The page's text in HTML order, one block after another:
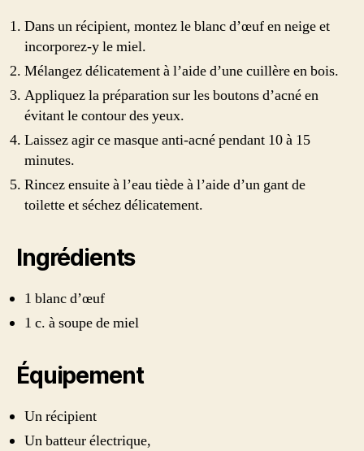
Dans un récipient, montez le blanc d’œuf en neige et
incorporez-y le miel.
Mélangez délicatement à l’aide d’une cuillère en bois.
Appliquez la préparation sur les boutons d’acné en
évitant le contour des yeux.
Laissez agir ce masque anti-acné pendant 10 à 15
minutes.
Rincez ensuite à l’eau tiède à l’aide d’un gant de
toilette et séchez délicatement.
Ingrédients
1 blanc d’œuf
1 c. à soupe de miel
Équipement
Un récipient
Un batteur électrique,